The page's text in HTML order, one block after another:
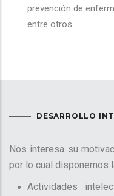
prevención de
entre otros.
DESARROLLO
Nos interesa su
por lo cual disponemos
Actividades